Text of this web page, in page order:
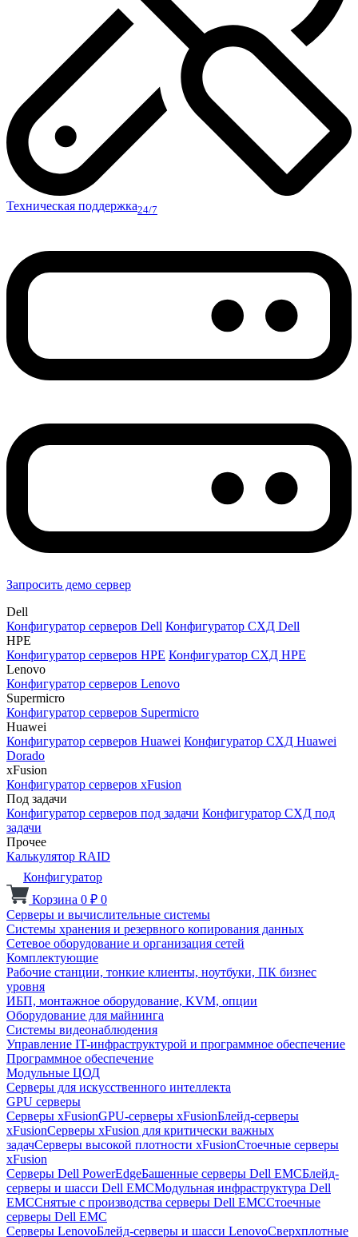
Техническая поддержка24/7
Запросить демо сервер
Dell
Конфигуратор серверов Dell Конфигуратор СХД Dell
HPE
Конфигуратор серверов HPE Конфигуратор СХД HPE
Lenovo
Конфигуратор серверов Lenovo
Supermicro
Конфигуратор серверов Supermicro
Huawei
Конфигуратор серверов Huawei Конфигуратор СХД Huawei
Dorado
xFusion
Конфигуратор серверов xFusion
Под задачи
Конфигуратор серверов под задачи Конфигуратор СХД под
задачи
Прочее
Калькулятор RAID
Конфигуратор
Корзина 0 ₽ 0
Серверы и вычислительные системы
Системы хранения и резервного копирования данных
Сетевое оборудование и организация сетей
Комплектующие
Рабочие станции, тонкие клиенты, ноутбуки, ПК бизнес
уровня
ИБП, монтажное оборудование, KVM, опции
Оборудование для майнинга
Системы видеонаблюдения
Управление IT-инфраструктурой и программное обеспечение
Программное обеспечение
Модульные ЦОД
Серверы для искусственного интеллекта
GPU серверы
Серверы xFusionGPU-серверы xFusionБлейд-серверы
xFusionСерверы xFusion для критически важных
задачСерверы высокой плотности xFusionСтоечные серверы
xFusion
Серверы Dell PowerEdgeБашенные серверы Dell EMCБлейд-
серверы и шасси Dell EMCМодульная инфраструктура Dell
EMCСнятые с производства серверы Dell EMCСтоечные
серверы Dell EMC
Серверы LenovoБлейд-серверы и шасси LenovoСверхплотные